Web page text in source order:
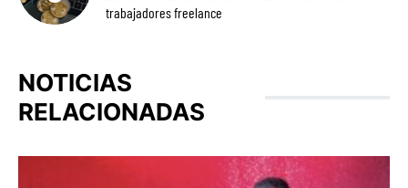
trabajadores freelance
NOTICIAS
RELACIONADAS